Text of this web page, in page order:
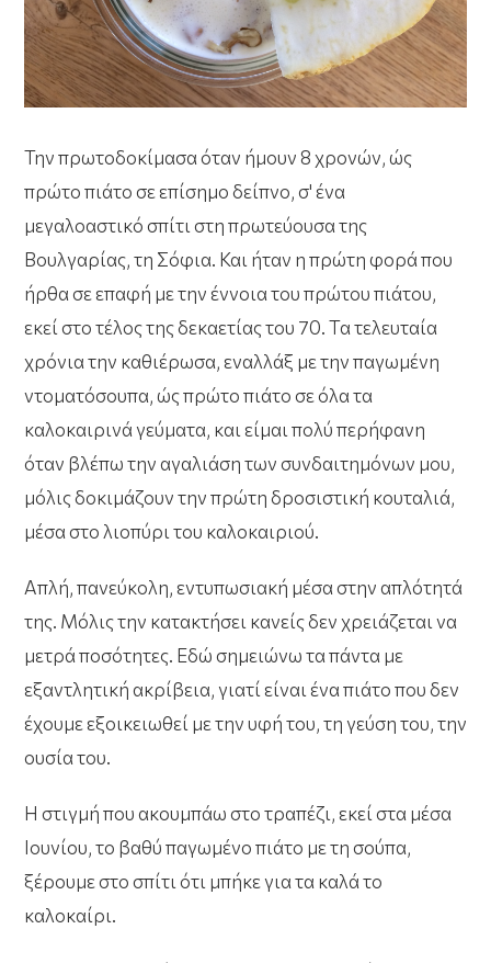
Την πρωτοδοκίμασα όταν ήμουν 8 χρονών, ώς
πρώτο πιάτο σε επίσημο δείπνο, σ' ένα
μεγαλοαστικό σπίτι στη πρωτεύουσα της
Βουλγαρίας, τη Σόφια. Και ήταν η πρώτη φορά που
ήρθα σε επαφή με την έννοια του πρώτου πιάτου,
εκεί στο τέλος της δεκαετίας του 70. Τα τελευταία
χρόνια την καθιέρωσα, εναλλάξ με την παγωμένη
ντοματόσουπα, ώς πρώτο πιάτο σε όλα τα
καλοκαιρινά γεύματα, και είμαι πολύ περήφανη
όταν βλέπω την αγαλιάση των συνδαιτημόνων μου,
μόλις δοκιμάζουν την πρώτη δροσιστική κουταλιά,
μέσα στο λιοπύρι του καλοκαιριού.
Απλή, πανεύκολη, εντυπωσιακή μέσα στην απλότητά
της. Μόλις την κατακτήσει κανείς δεν χρειάζεται να
μετρά ποσότητες. Εδώ σημειώνω τα πάντα με
εξαντλητική ακρίβεια, γιατί είναι ένα πιάτο που δεν
έχουμε εξοικειωθεί με την υφή του, τη γεύση του, την
ουσία του.
Η στιγμή που ακουμπάω στο τραπέζι, εκεί στα μέσα
Ιουνίου, το βαθύ παγωμένο πιάτο με τη σούπα,
ξέρουμε στο σπίτι ότι μπήκε για τα καλά το
καλοκαίρι.